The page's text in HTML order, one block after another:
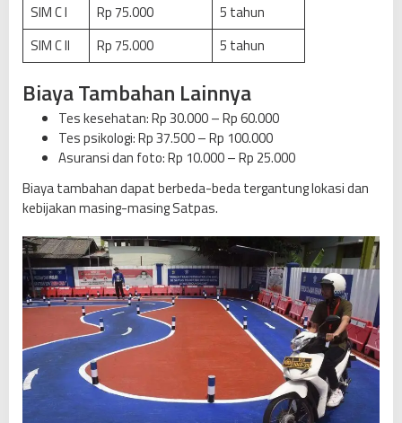
SIM C I Rp 75.000
5 tahun
SIM C II
Rp 75.000 5 tahun
Biaya Tambahan Lainnya
Tes kesehatan: Rp 30.000 – Rp 60.000
Tes psikologi: Rp 37.500 – Rp 100.000
Asuransi dan foto: Rp 10.000 – Rp 25.000
Biaya tambahan dapat berbeda-beda tergantung lokasi dan
kebijakan masing-masing Satpas.